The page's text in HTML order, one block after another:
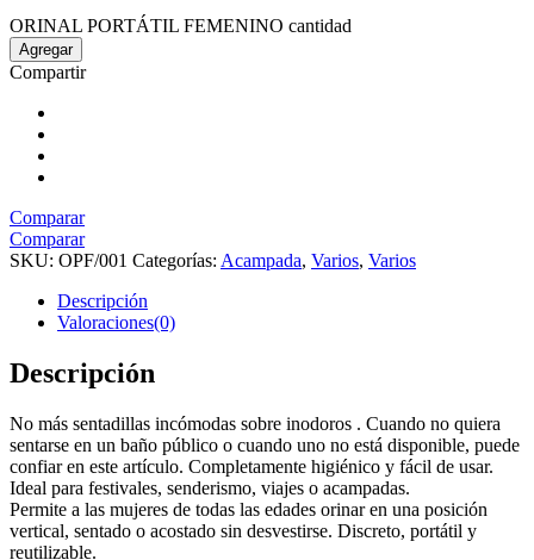
ORINAL PORTÁTIL FEMENINO cantidad
Agregar
Compartir
Comparar
Comparar
SKU: OPF/001 Categorías: Acampada, Varios, Varios
Descripción
Valoraciones(0)
Descripción
No más sentadillas incómodas sobre inodoros . Cuando no quiera
sentarse en un baño público o cuando uno no está disponible, puede
confiar en este artículo. Completamente higiénico y fácil de usar.
Ideal para festivales, senderismo, viajes o acampadas.
Permite a las mujeres de todas las edades orinar en una posición
vertical, sentado o acostado sin desvestirse. Discreto, portátil y
reutilizable.